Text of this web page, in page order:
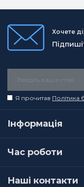
Хочете
Я прочитав Політика
Інформація
Час роботи
Наші контакти